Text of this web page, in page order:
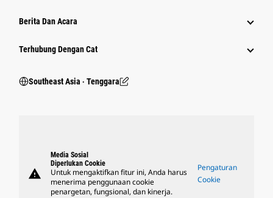
Berita Dan Acara
Terhubung Dengan Cat
Southeast Asia ‧ Tenggara
warning
Media Sosial
Diperlukan Cookie
Untuk mengaktifkan fitur ini, Anda harus
menerima penggunaan cookie
penargetan, fungsional, dan kinerja.
Pengaturan
Cookie